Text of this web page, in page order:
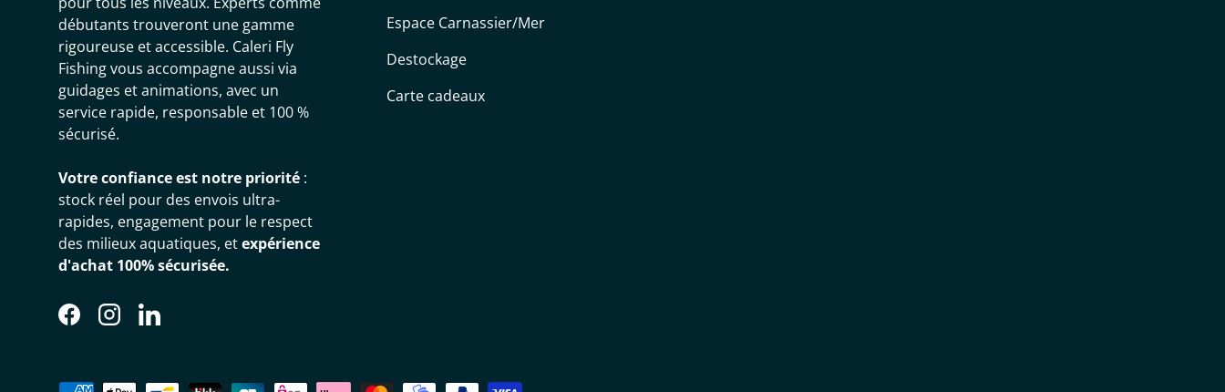
débutants trouveront une gamme
rigoureuse et accessible. Caleri Fly
Fishing vous accompagne aussi via
guidages et animations, avec un
service rapide, responsable et 100 %
sécurisé.
Votre confiance est notre priorité :
stock réel pour des envois ultra-
rapides, engagement pour le respect
des milieux aquatiques, etexpérience
d'achat 100% sécurisée.
FacebookInstagramLinkedIn
Espace Carnassier/Mer
Destockage
Carte cadeaux